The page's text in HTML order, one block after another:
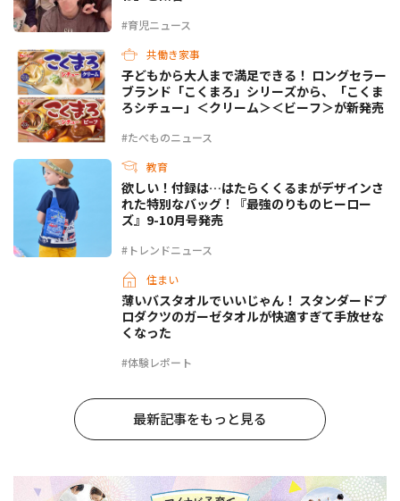
#育児ニュース
共働き家事
#たべものニュース
子どもから大人まで満足できる！ ロングセラー
ブランド「こくまろ」シリーズから、「こくま
ろシチュー」＜クリーム＞＜ビーフ＞が新発売
教育
#トレンドニュース
欲しい！付録は…はたらくくるまがデザインさ
れた特別なバッグ！『最強のりものヒーロー
ズ』9-10月号発売
住まい
#体験レポート
薄いバスタオルでいいじゃん！ スタンダードプ
ロダクツのガーゼタオルが快適すぎて手放せな
くなった
最新記事をもっと見る